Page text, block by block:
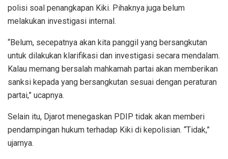
polisi soal penangkapan Kiki. Pihaknya juga belum
melakukan investigasi internal.
“Belum, secepatnya akan kita panggil yang bersangkutan
untuk dilakukan klarifikasi dan investigasi secara mendalam.
Kalau memang bersalah mahkamah partai akan memberikan
sanksi kepada yang bersangkutan sesuai dengan peraturan
partai,” ucapnya.
Selain itu, Djarot menegaskan PDIP tidak akan memberi
pendampingan hukum terhadap Kiki di kepolisian. “Tidak,”
ujarnya.